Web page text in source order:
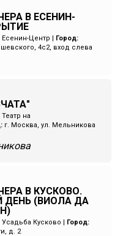
В ЕСЕНИН-
Есенин-Центр | Город:
4с2, вход слева
Театр на
г. Москва, ул. Мельникова
В КУСКОВО.
ДЕНЬ (ВИОЛА ДА
Усадьба Кусково | Город:
д. 2